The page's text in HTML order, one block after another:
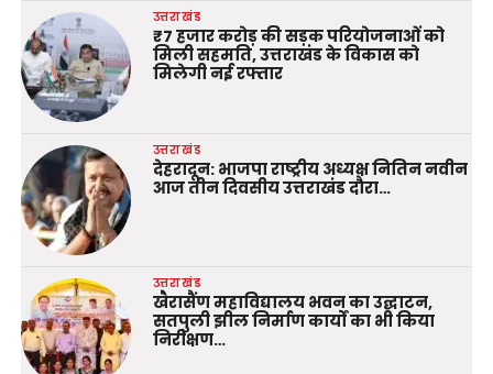
उत्तराखंड
₹7 हजार करोड़ की सड़क परियोजनाओं को
मिली सहमति, उत्तराखंड के विकास को
मिलेगी नई रफ्तार
उत्तराखंड
देहरादून: भाजपा राष्ट्रीय अध्यक्ष नितिन नवीन
आज तीन दिवसीय उत्तराखंड दौरा…
उत्तराखंड
खैरासैंण महाविद्यालय भवन का उद्घाटन,
सतपुली झील निर्माण कार्यों का भी किया
निरीक्षण…